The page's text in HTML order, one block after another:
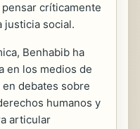
críticamente
justicia social.
Benhabib ha
en los medios de
debates sobre
humanos y
articular